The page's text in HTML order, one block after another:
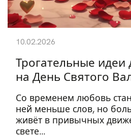
Трогательные идеи
на День Святого
Со временем любовь
ней меньше слов, но
живёт в привычных
свете...
10.02.2026